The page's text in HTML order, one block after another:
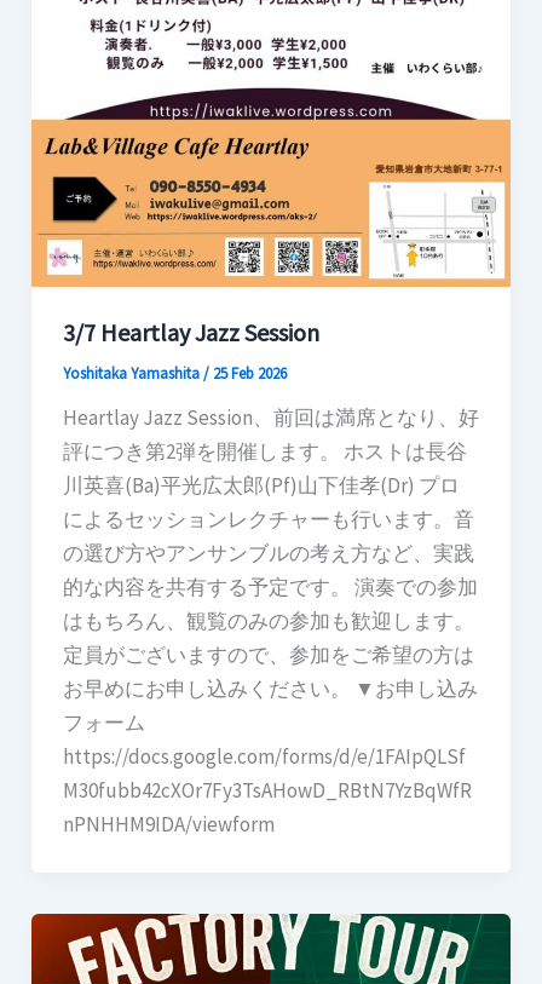
3/7 Heartlay Jazz Session
Yoshitaka Yamashita/ 25 Feb 2026
Heartlay Jazz Session、前回は満席となり、好
評につき第2弾を開催します。 ホストは長谷
川英喜(Ba)平光広太郎(Pf)山下佳孝(Dr) プロ
によるセッションレクチャーも行います。音
の選び方やアンサンブルの考え方など、実践
的な内容を共有する予定です。 演奏での参加
はもちろん、観覧のみの参加も歓迎します。
定員がございますので、参加をご希望の方は
お早めにお申し込みください。 ▼お申し込み
フォーム
https://docs.google.com/forms/d/e/1FAIpQLSf
M30fubb42cXOr7Fy3TsAHowD_RBtN7YzBqWfR
nPNHHM9IDA/viewform